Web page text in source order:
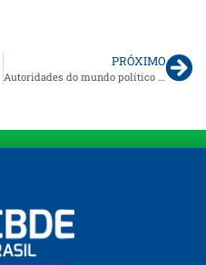
PRÓXIMO
Autoridades do mundo político e esportivo se reúnem na capital federal para definir o retorno dos JEBs